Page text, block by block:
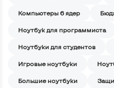
Компьютеры 6 ядер
Ноутбук для программиста
Ноутбуки для студентов
Игровые ноутбуки
Большие ноутбуки